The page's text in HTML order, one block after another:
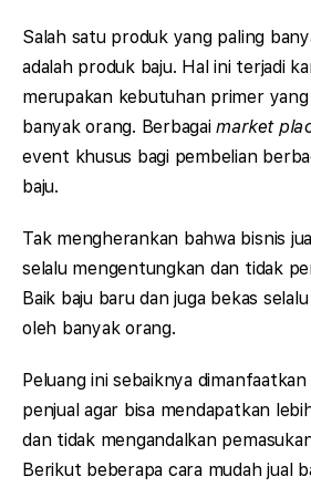
Salah satu produk yang paling
adalah produk baju. Hal ini terjadi
merupakan kebutuhan primer
banyak orang. Berbagaimarket
event khusus bagi pembelian
baju.
Tak mengherankan bahwa bisnis
selalu mengentungkan dan tidak
Baik baju baru dan juga bekas
oleh banyak orang.
Peluang ini sebaiknya
penjual agar bisa mendapatkan
dan tidak mengandalkan
Berikut beberapa cara mudah jual